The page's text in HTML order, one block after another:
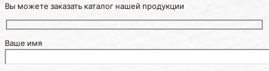
Вы можете заказать каталог нашей продукции
Ваше имя